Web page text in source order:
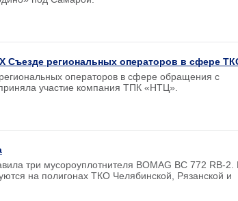
Съезде региональных операторов в сфере
операторов в сфере обращения с
участие компания ТПК «НТЦ».
три мусороуплотнителя BOMAG BC 772 RB-2.
на полигонах ТКО Челябинской, Рязанской и